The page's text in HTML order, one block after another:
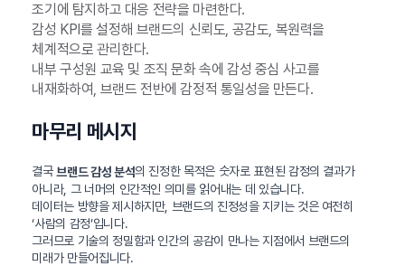
조기에 탐지하고 대응 전략을 마련한다.
감성 KPI를 설정해 브랜드의 신뢰도, 공감도, 복원력을
체계적으로 관리한다.
내부 구성원 교육 및 조직 문화 속에 감성 중심 사고를
내재화하여, 브랜드 전반에 감정적 통일성을 만든다.
마무리 메시지
결국 브랜드 감성 분석의 진정한 목적은 숫자로 표현된 감정의 결과가
아니라, 그 너머의 인간적인 의미를 읽어내는 데 있습니다.
데이터는 방향을 제시하지만, 브랜드의 진정성을 지키는 것은 여전히
‘사람의 감정’입니다.
그러므로 기술의 정밀함과 인간의 공감이 만나는 지점에서 브랜드의
미래가 만들어집니다.